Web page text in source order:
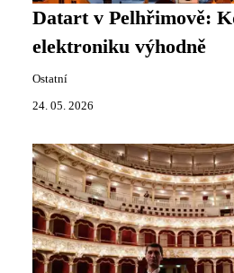
Datart v Pelhřimově:
elektroniku výhodně
Ostatní
24. 05. 2026